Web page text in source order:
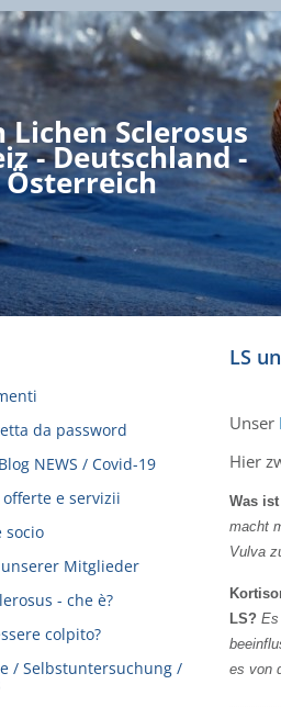
Lichen Sclerosus
- Deutschland -
Österreich
da password
NEWS / Covid-19
e servizii
socio
Mitglieder
- che è?
colpito?
/ Selbstuntersuchung /
LS
Unser
Hier
Was
macht
Vulva
LS? Es
es von